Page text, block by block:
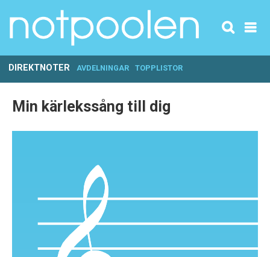
DIREKTNOTER AVDELNINGAR TOPPLISTOR
Min kärlekssång till dig